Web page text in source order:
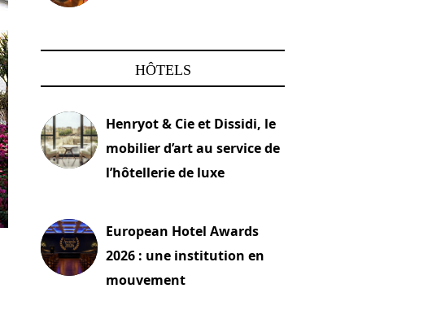
HÔTELS
Henryot & Cie et Dissidi, le
mobilier d’art au service de
l’hôtellerie de luxe
European Hotel Awards
2026 : une institution en
mouvement